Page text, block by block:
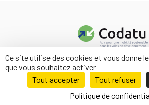
Mentions légales
Ce site utilise des cookies et vous donne
que vous souhaitez activer
Tout accepter
Tout refuser
Politique de